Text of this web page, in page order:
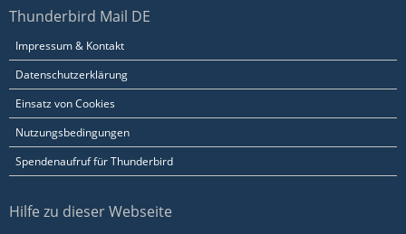
Thunderbird Mail DE
Impressum & Kontakt
Datenschutzerklärung
Einsatz von Cookies
Nutzungsbedingungen
Spendenaufruf für Thunderbird
Hilfe zu dieser Webseite